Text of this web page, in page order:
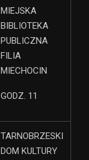
MIEJSKA
BIBLIOTEKA
PUBLICZNA
FILIA
MIECHOCIN
GODZ. 11
TARNOBRZESKI
DOM KULTURY